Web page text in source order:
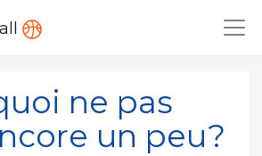
ne pas
un peu?